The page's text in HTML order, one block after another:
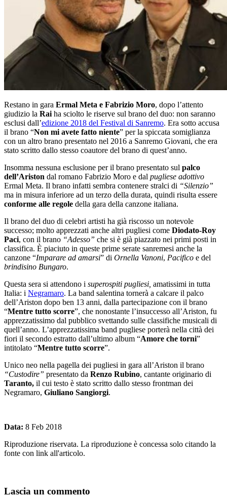
Restano in gara Ermal Meta e Fabrizio Moro, dopo l’attento
giudizio la Rai ha sciolto le riserve sul brano del duo: non saranno
esclusi dall’edizione 2018 del Festival di Sanremo. Era sotto accusa
il brano “Non mi avete fatto niente” per la spiccata somiglianza
con un altro brano presentato nel 2016 a Sanremo Giovani, che era
stato scritto dallo stesso coautore del brano di quest’anno.
Insomma nessuna esclusione per il brano presentato sul palco
dell’Ariston dal romano Fabrizio Moro e dal pugliese adottivo
Ermal Meta. Il brano infatti sembra contenere stralci di “Silenzio”
ma in misura inferiore ad un terzo della durata, quindi risulta essere
conforme alle regole della gara della canzone italiana.
Il brano del duo di celebri artisti ha già riscosso un notevole
successo; molto apprezzati anche altri pugliesi come Diodato-Roy
Paci, con il brano “Adesso” che si è già piazzato nei primi posti in
classifica. È piaciuto in queste prime serate sanremesi anche la
canzone “Imparare ad amarsi” di Ornella Vanoni, Pacifico e del
brindisino Bungaro.
Questa sera si attendono i superospiti pugliesi, amatissimi in tutta
Italia: i Negramaro. La band salentina tornerà a calcare il palco
dell’Ariston dopo ben 13 anni, dalla partecipazione con il brano
“Mentre tutto scorre”, che nonostante l’insuccesso all’Ariston, fu
apprezzatissimo dal pubblico svettando sulle classifiche musicali di
quell’anno. L’apprezzatissima band pugliese porterà nella città dei
fiori il secondo estratto dall’ultimo album “Amore che torni”
intitolato “Mentre tutto scorre”.
Unico neo nella pagella dei pugliesi in gara all’Ariston il brano
“Custodire” presentato da Renzo Rubino, cantante originario di
Taranto, il cui testo è stato scritto dallo stesso frontman dei
Negramaro, Giuliano Sangiorgi.
Data: 8 Feb 2018
Riproduzione riservata. La riproduzione è concessa solo citando la
fonte con link all'articolo.
Lascia un commento